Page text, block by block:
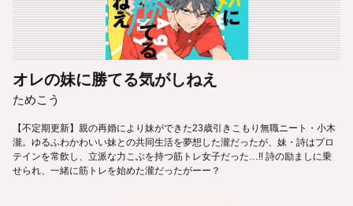
オレの妹に勝てる気がしねえ
ためこう
【不定期更新】親の再婚により妹ができた23歳引きこもり無職ニート・小木
瀧。ゆるふわかわいい妹との共同生活を夢想した瀧だったが、妹・詩はプロ
テインを常飲し、立派な力こぶを持つ筋トレ女子だった…!! 詩の励ましに乗
せられ、一緒に筋トレを始めた瀧だったがーー？